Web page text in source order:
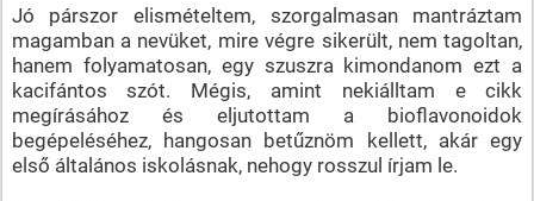
Jó párszor elismételtem, szorgalmasan mantráztam
magamban a nevüket, mire végre sikerült, nem tagoltan,
hanem folyamatosan, egy szuszra kimondanom ezt a
kacifántos szót. Mégis, amint nekiálltam e cikk
megírásához és eljutottam a bioflavonoidok
begépeléséhez, hangosan betűznöm kellett, akár egy
első általános iskolásnak, nehogy rosszul írjam le.